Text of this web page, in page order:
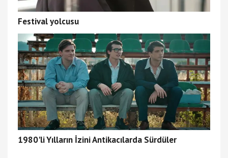
Festival yolcusu
1980'li Yılların İzini Antikacılarda Sürdüler